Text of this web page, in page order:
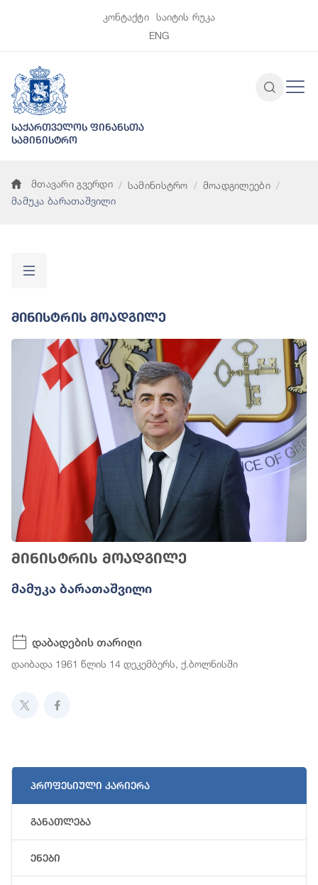
კონტაქტი
საიტის რუკა
ENG
საქართველოს ფინანსთა
სამინისტრო
მთავარი გვერდი სამინისტრო
მოადგილეები
მამუკა ბარათაშვილი
Მინისტრის Მოადგილე
მინისტრის მოადგილე
Მამუკა Ბარათაშვილი
Დაბადების Თარიღი
დაიბადა 1961 წლის 14 დეკემბერს, ქ.ბოლნისში
პროფესიული კარიერა
განათლება
ენები